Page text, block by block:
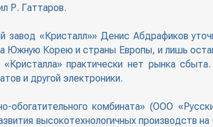
Р. Гаттаров.
«Кристалл»» Денис Абдрафиков
Южную Корею и страны Европы, и лишь
практически нет рынка
и другой электроники.
обогатительного комбината» (ООО
высокотехнологичных производств